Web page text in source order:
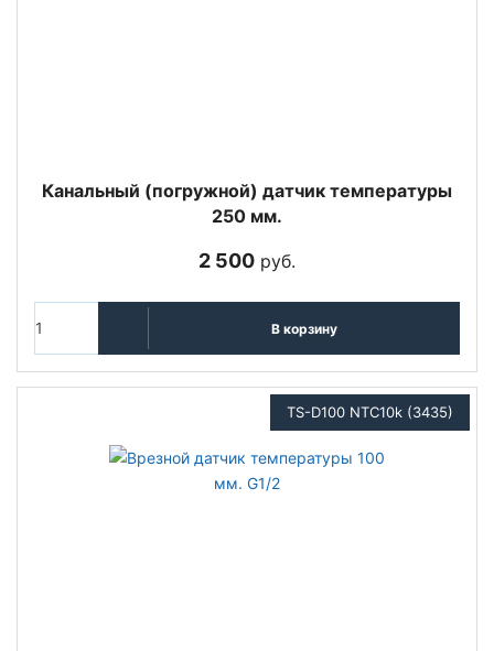
Канальный (погружной) датчик температуры
250 мм.
2 500 руб.
В корзину
TS-D100 NTC10k (3435)